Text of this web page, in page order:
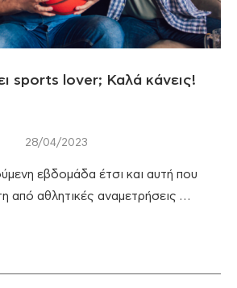
sports lover; Καλά κάνεις!
28/04/2023
εβδομάδα έτσι και αυτή που
από αθλητικές αναμετρήσεις …